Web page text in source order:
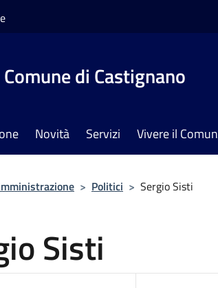
Comune di Castignano
Novità Servizi Vivere il
> Politici > Sergio Sisti
Sisti